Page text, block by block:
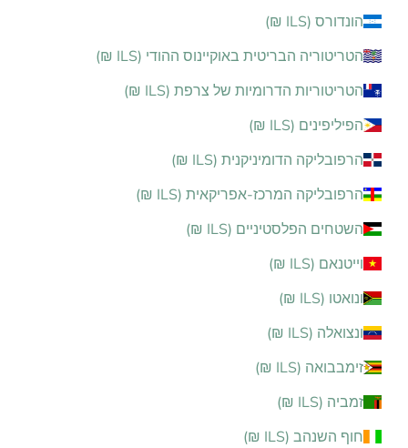
הונדורס (ILS ₪)
הטריטוריה הבריטית באוקיינוס ההודי (ILS ₪)
הטריטוריות הדרומיות של צרפת (ILS ₪)
הפיליפינים (ILS ₪)
הרפובליקה הדומיניקנית (ILS ₪)
הרפובליקה המרכז-אפריקאית (ILS ₪)
השטחים הפלסטיניים (ILS ₪)
וייטנאם (ILS ₪)
ונואטו (ILS ₪)
ונצואלה (ILS ₪)
זימבבואה (ILS ₪)
זמביה (ILS ₪)
חוף השנהב (ILS ₪)